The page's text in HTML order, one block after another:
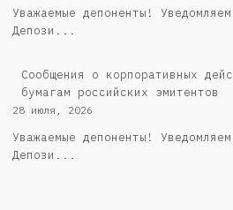
Уважаемые депоненты!
Депози...
Cообщения о корпоративных
бумагам российских эмитентов
28 июля, 2026
Уважаемые депоненты!
Депози...